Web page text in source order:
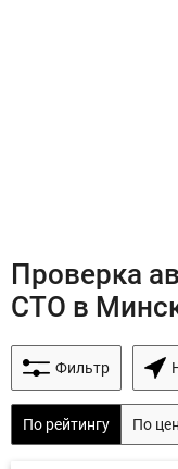
Проверка
СТО в
Фильтр
По рейтингу По